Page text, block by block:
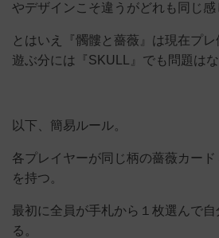
やデザインこそ違うがどれも同じ感
とはいえ『髑髏と薔薇』は現在プレ
遊ぶ分には『SKULL』でも問題はな
以下、簡易ルール。
各プレイヤーが同じ柄の薔薇カー
を持つ。
最初に全員が手札から１枚選んで
る。